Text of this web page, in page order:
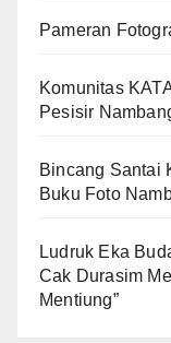
Pameran
Komunitas
Pesisir
Bincang Santai
Buku Foto
Ludruk Eka
Cak Durasim
Mentiung”